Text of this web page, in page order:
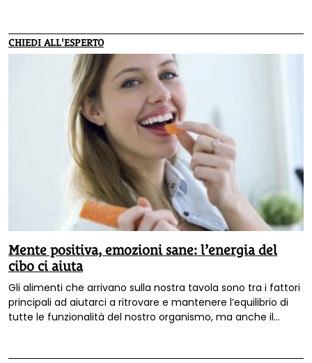
CHIEDI ALL'ESPERTO
Mente positiva, emozioni sane: l’energia del
cibo ci aiuta
Gli alimenti che arrivano sulla nostra tavola sono tra i fattori
principali ad aiutarci a ritrovare e mantenere l’equilibrio di
tutte le funzionalità del nostro organismo, ma anche il